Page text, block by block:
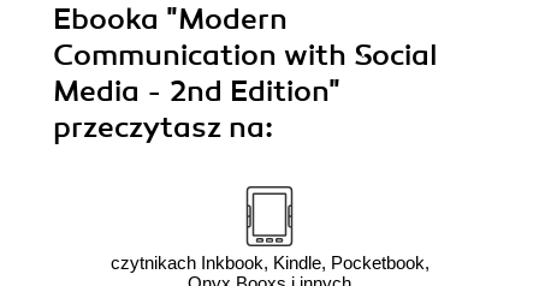
Ebooka "Modern
Communication with Social
Media - 2nd Edition"
przeczytasz na:
czytnikach Inkbook, Kindle, Pocketbook,